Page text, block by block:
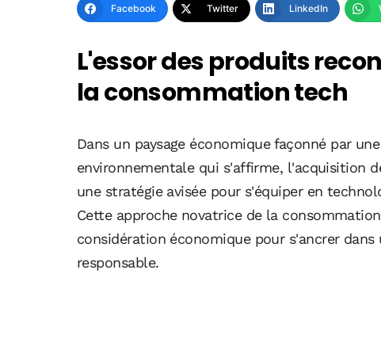
Facebook Twitter LinkedIn
L'essor des produits
la consommation tech
Dans un paysage économique façonné par
environnementale qui s'affirme, l'acquisition
une stratégie avisée pour s'équiper en
Cette approche novatrice de la
considération économique pour s'ancrer
responsable.